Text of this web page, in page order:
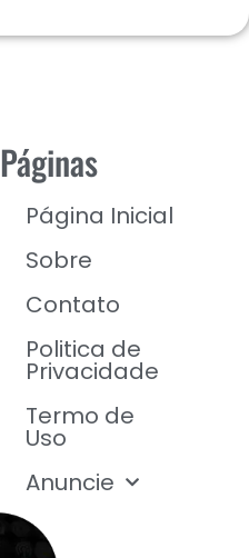
Páginas
Página Inicial
Sobre
Contato
Politica de
Privacidade
Termo de
Uso
Anuncie